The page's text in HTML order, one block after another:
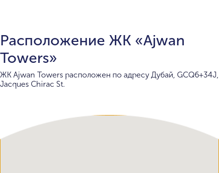
Расположение ЖК «Ajwan
Towers»
ЖК Ajwan Towers расположен по адресу Дубай, GCQ6+34J,
Jacques Chirac St.